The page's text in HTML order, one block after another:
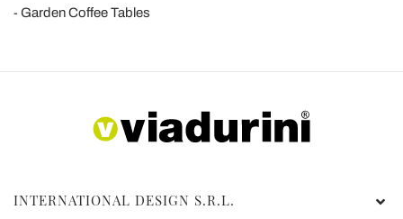
Garden Coffee Tables
INTERNATIONAL DESIGN S.R.L.